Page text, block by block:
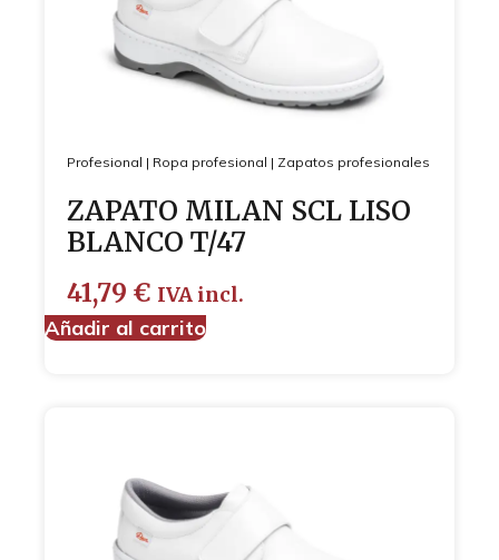
Profesional | Ropa profesional | Zapatos profesionales
ZAPATO MILAN SCL LISO
BLANCO T/47
41,79 € IVA incl.
Añadir al carrito